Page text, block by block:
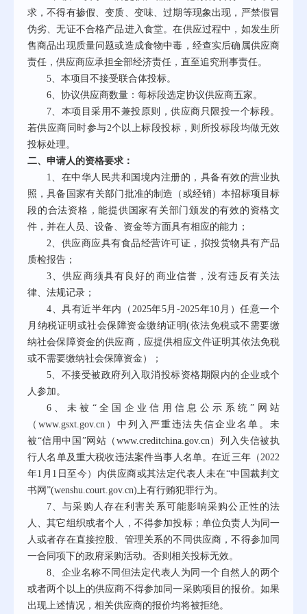
求，不得有掺假、变质、变味、过期等现象出现，严禁假冒
伪劣、无证不合格产品进入食堂。在供应过程中，如发生所
售商品出现质量问题或造成食物中毒，经查实后确属供应商
责任， 供应商应承担全部经济责任，直至追究刑事责任。
5、 本项目不接受联合体投标。
6、协议供应商数量：每标段选定协议供应商五家。
7、本项目采用不兼投原则，供应商只限投一个标段。
若供应商同时参与2个以上标段投标，则所投标段均做无效
投标处理。
二、申请人的资格要求：
1、 在中华人民共和国境内注册的 ，具备有效的营业执
照，具备国家有关部门批准的制造（或经销）本招标项目标
段的合法资格，能提供国家有关部门颁发的有效的资格文
件 ， 并在人员、设备、资金等方面具有相应的能力 ；
2、供应商应具有食品经营许可证，拟投货物具有产品
质检报告；
3、供应商须具有良好的商业信誉，没有违反有关法
律、法规记录；
4、具有近半年内（ 2025年5月-2025年10 月）任意一个
月纳税证明或社会保障资金缴纳证明(依法免税或不需要缴
纳社会保障资金的供应商，应提供相应文件证明其依法免税
或不需要缴纳社会保障资金）
；
5、 不接受被政府列入取消投标资格期限内的企业或个
人参加。
6、 未被 “全国企业信用信息公示系统”网站
（www.gsxt.gov.cn）中列入严重违法失信企业名单。未
被“信用中国”网站（www.creditchina.gov.cn）列入失信被执
行人名单及重大税收违法案件当事人名单。在近三年（2022
年1月1日至今）内供应商或其法定代表人未在“中国裁判文
书网”(wenshu.court.gov.cn)上有行贿犯罪行为。
7、与采购人存在利害关系可能影响采购公正性的法
人、其它组织或者个人，不得参加投标；单位负责人为同一
人或者存在直接控股、管理关系的不同供应商，不得参加同
一合同项下的政府采购活动。否则相关投标无效。
8、 企业名称不同但法定代表人为同一个自然人的两个
或者两个以上的供应商不得参加同一采购项目的报价。如果
出现上述情况，相关供应商的报价均将被拒绝。